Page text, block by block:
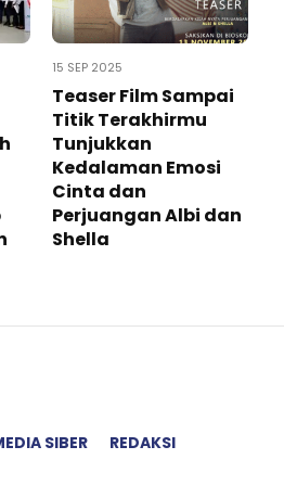
15 SEP 2025
Teaser Film Sampai
Titik Terakhirmu
Tunjukkan
Kedalaman Emosi
Cinta dan
Perjuangan Albi dan
Shella
SIBER REDAKSI